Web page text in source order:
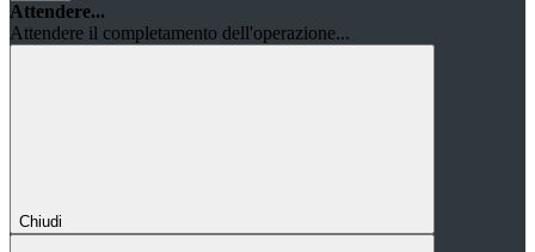
Attendere...
Attendere il completamento dell'operazione...
Chiudi